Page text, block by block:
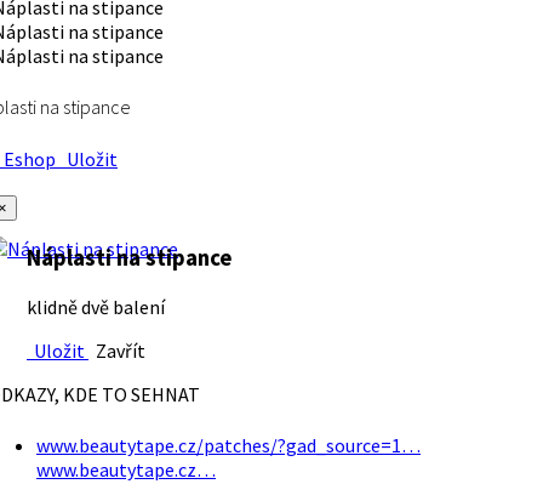
na stipance
Uložit
Náplasti na stipance
klidně dvě balení
Uložit Zavřít
KDE TO SEHNAT
www.beautytape.cz/patches/?gad_source=1…
www.beautytape.cz…